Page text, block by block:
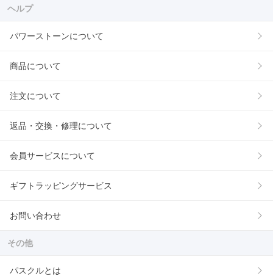
ヘルプ
パワーストーンについて
商品について
注文について
返品・交換・修理について
会員サービスについて
ギフトラッピングサービス
お問い合わせ
その他
パスクルとは